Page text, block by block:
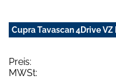
Cupra Tavascan 4Drive VZ
Preis:
MWSt: